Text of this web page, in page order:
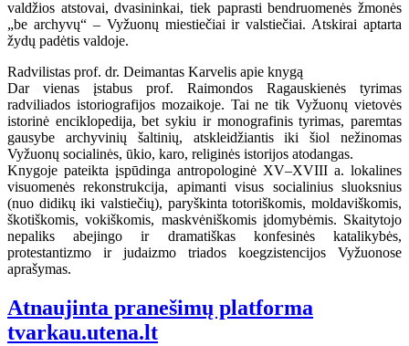
valdžios atstovai, dvasininkai, tiek paprasti bendruomenės žmonės
„be archyvų“ – Vyžuonų miestiečiai ir valstiečiai. Atskirai aptarta
žydų padėtis valdoje.
Radvilistas prof. dr. Deimantas Karvelis apie knygą
Dar vienas įstabus prof. Raimondos Ragauskienės tyrimas
radviliados istoriografijos mozaikoje. Tai ne tik Vyžuonų vietovės
istorinė enciklopedija, bet sykiu ir monografinis tyrimas, paremtas
gausybe archyvinių šaltinių, atskleidžiantis iki šiol nežinomas
Vyžuonų socialinės, ūkio, karo, religinės istorijos atodangas.
Knygoje pateikta įspūdinga antropologinė XV–XVIII a. lokalines
visuomenės rekonstrukcija, apimanti visus socialinius sluoksnius
(nuo didikų iki valstiečių), paryškinta totoriškomis, moldaviškomis,
škotiškomis, vokiškomis, maskvėniškomis įdomybėmis. Skaitytojo
nepaliks abejingo ir dramatiškas konfesinės katalikybės,
protestantizmo ir judaizmo triados koegzistencijos Vyžuonose
aprašymas.
Atnaujinta pranešimų platforma
tvarkau.utena.lt